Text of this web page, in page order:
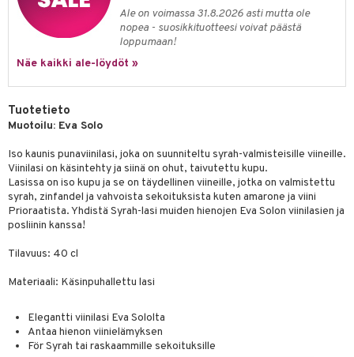
Ale on voimassa 31.8.2026 asti mutta ole
nopea - suosikkituotteesi voivat päästä
loppumaan!
Näe kaikki ale-löydöt »
Tuotetieto
Muotoilu: Eva Solo
Iso kaunis punaviinilasi, joka on suunniteltu syrah-valmisteisille viineille.
Viinilasi on käsintehty ja siinä on ohut, taivutettu kupu.
Lasissa on iso kupu ja se on täydellinen viineille, jotka on valmistettu
syrah, zinfandel ja vahvoista sekoituksista kuten amarone ja viini
Prioraatista. Yhdistä Syrah-lasi muiden hienojen Eva Solon viinilasien ja
posliinin kanssa!
Tilavuus: 40 cl
Materiaali: Käsinpuhallettu lasi
Elegantti viinilasi Eva Sololta
Antaa hienon viinielämyksen
För Syrah tai raskaammille sekoituksille
sisustus
tarvikkeita
tekstiilit
koristelu
Saalit
& Tyynyliinat
& Peitot
& Korit
& Veistokset
& Lyhdyt
tekstiilit
hyönteissuoja
& Lyhdyt